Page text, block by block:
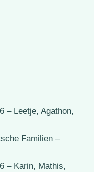
– Leetje, Agathon,
Familien –
– Karin, Mathis,